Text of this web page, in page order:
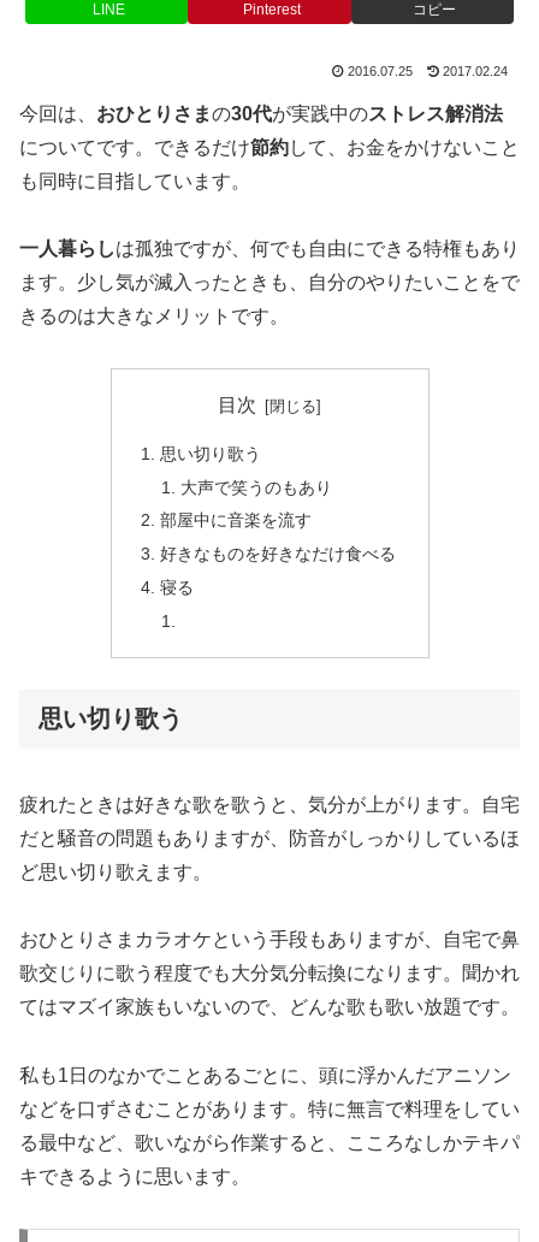
LINE Pinterest コピー
2016.07.25 2017.02.24
今回は、 おひとりさまの30代が実践中のストレス解消法
についてです。できるだけ節約して、お金をかけないこと
も同時に目指しています。
一人暮らしは孤独ですが、何でも自由にできる特権もあり
ます。少し気が滅入ったときも、自分のやりたいことをで
きるのは大きなメリットです。
目次
思い切り歌う
大声で笑うのもあり
部屋中に音楽を流す
好きなものを好きなだけ食べる
寝る
思い切り歌う
疲れたときは好きな歌を歌うと、気分が上がります。自宅
だと騒音の問題もありますが、防音がしっかりしているほ
ど思い切り歌えます。
おひとりさまカラオケという手段もありますが、自宅で鼻
歌交じりに歌う程度でも大分気分転換になります。聞かれ
てはマズイ家族もいないので、どんな歌も歌い放題です。
私も1日のなかでことあるごとに、頭に浮かんだアニソン
などを口ずさむことがあります。特に無言で料理をしてい
る最中など、歌いながら作業すると、こころなしかテキパ
キできるように思います。